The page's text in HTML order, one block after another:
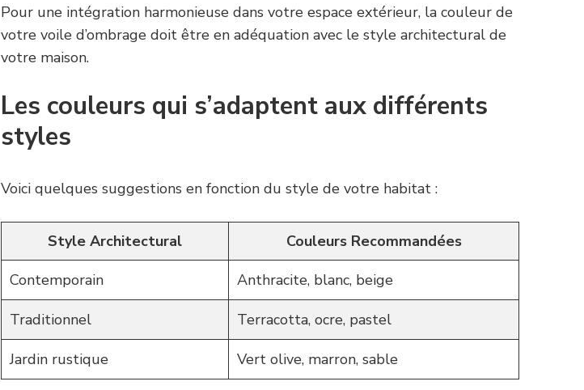
Pour une intégration harmonieuse dans votre espace extérieur, la couleur de
votre voile d’ombrage doit être en adéquation avec le style architectural de
votre maison.
Les couleurs qui s’adaptent aux différents
styles
Voici quelques suggestions en fonction du style de votre habitat :
Style Architectural
Couleurs Recommandées
Contemporain
Anthracite, blanc, beige
Traditionnel Terracotta, ocre, pastel
Jardin rustique Vert olive, marron, sable